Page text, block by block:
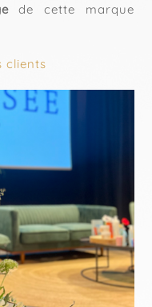
de cette marque
clients